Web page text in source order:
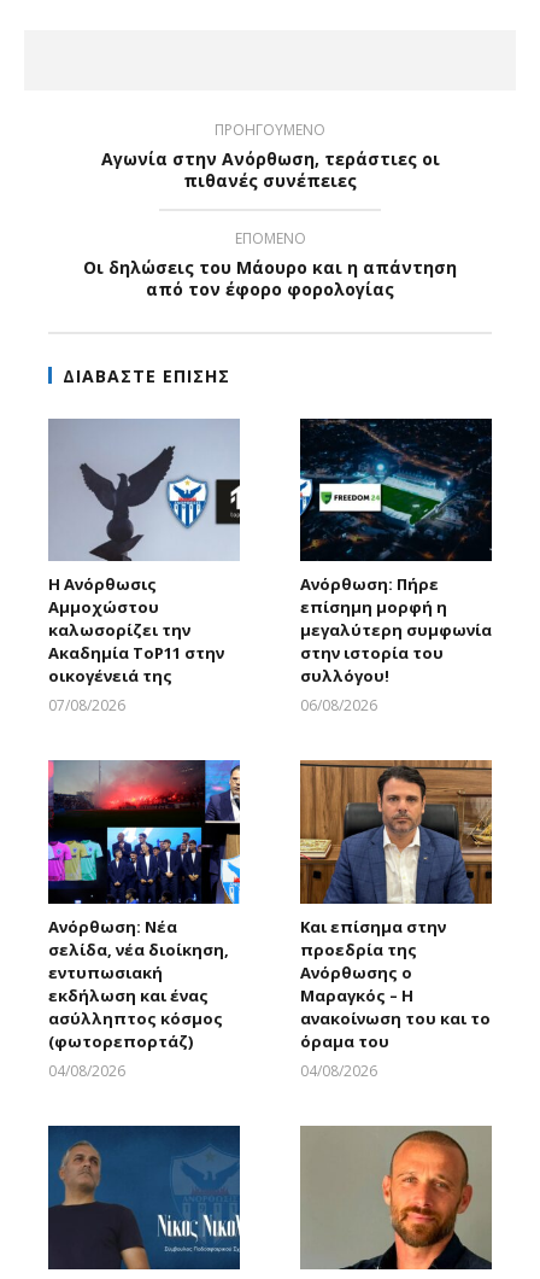
ΠΡΟΗΓΟΥΜΕΝΟ
Αγωνία στην Ανόρθωση, τεράστιες οι
πιθανές συνέπειες
ΕΠΟΜΕΝΟ
Οι δηλώσεις του Μάουρο και η απάντηση
από τον έφορο φορολογίας
ΔΙΑΒΑΣΤΕ ΕΠΙΣΗΣ
Η Ανόρθωσις
Αμμοχώστου
καλωσορίζει την
Ακαδημία ToP11 στην
οικογένειά της
07/08/2026
Ανόρθωση: Πήρε
επίσημη μορφή η
μεγαλύτερη συμφωνία
στην ιστορία του
συλλόγου!
06/08/2026
Ανόρθωση: Νέα
σελίδα, νέα διοίκηση,
εντυπωσιακή
εκδήλωση και ένας
ασύλληπτος κόσμος
(φωτορεπορτάζ)
04/08/2026
Και επίσημα στην
προεδρία της
Ανόρθωσης ο
Μαραγκός – Η
ανακοίνωση του και το
όραμα του
04/08/2026